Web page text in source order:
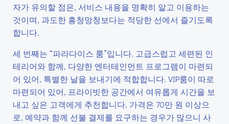
자가 유의할 점은, 서비스 내용을 명확히 알고 이용하는
것이며, 과도한 흥청망청보다는 적당한 선에서 즐기도록
합니다.
세 번째는 “파라다이스 룸”입니다. 고급스럽고 세련된 인
테리어와 함께, 다양한 엔터테인먼트 프로그램이 마련되
어 있어, 특별한 날을 보내기에 적합합니다. VIP룸이 따로
마련되어 있어, 프라이빗한 공간에서 여유롭게 시간을 보
내고 싶은 고객에게 추천합니다. 가격은 70만 원 이상으
로, 예약과 함께 선불 결제를 요구하는 경우가 많으니 사